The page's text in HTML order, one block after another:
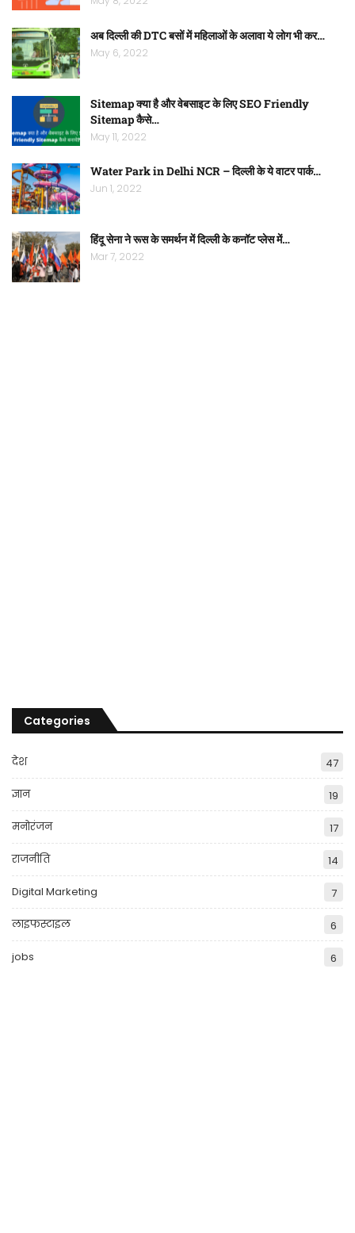
अब दिल्ली की DTC बसों में महिलाओं के अलावा ये लोग भी कर…
May 6, 2022
Sitemap क्या है और वेबसाइट के लिए SEO Friendly
Sitemap कैसे…
May 11, 2022
Water Park in Delhi NCR – दिल्ली के ये वाटर पार्क…
Jun 1, 2022
हिंदू सेना ने रूस के समर्थन में दिल्ली के कनॉट प्लेस में…
Mar 7, 2022
Categories
देश 47
ज्ञान 19
मनोरंजन 17
राजनीति 14
Digital Marketing 7
लाइफस्टाइल 6
jobs 6